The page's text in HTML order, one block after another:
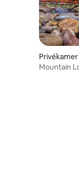
Privékamer
Mountain